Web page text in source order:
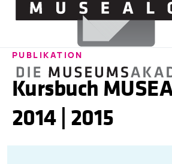
PUBLIKATION
Kursbuch
2014 | 2015